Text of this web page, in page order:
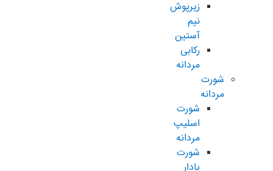
زیرپوش
نیم
آستین
رکابی
مردانه
شورت
مردانه
شورت
اسلیپ
مردانه
شورت
پادار